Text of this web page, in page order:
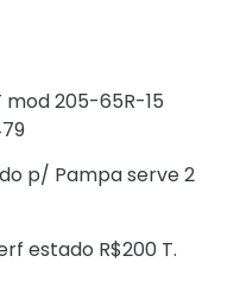
205-65R-15
p/ Pampa serve 2
estado R$200 T.